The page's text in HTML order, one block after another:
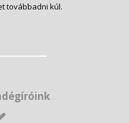
továbbadni kúl.